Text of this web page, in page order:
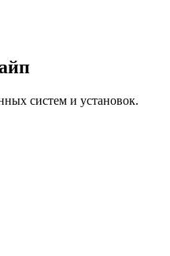
систем и установок.